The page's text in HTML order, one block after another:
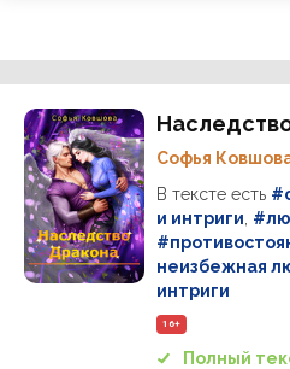
Софья
В тексте есть
и интриги
неизбежная
интриги
16+
Полный